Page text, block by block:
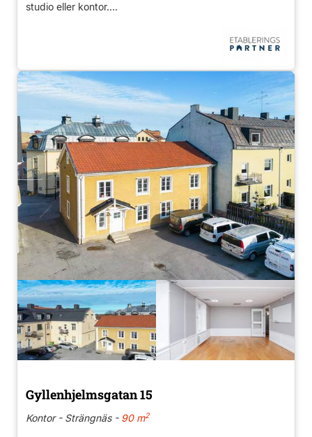
studio eller kontor....
Gyllenhjelmsgatan 15
Kontor - Strängnäs -90 m2